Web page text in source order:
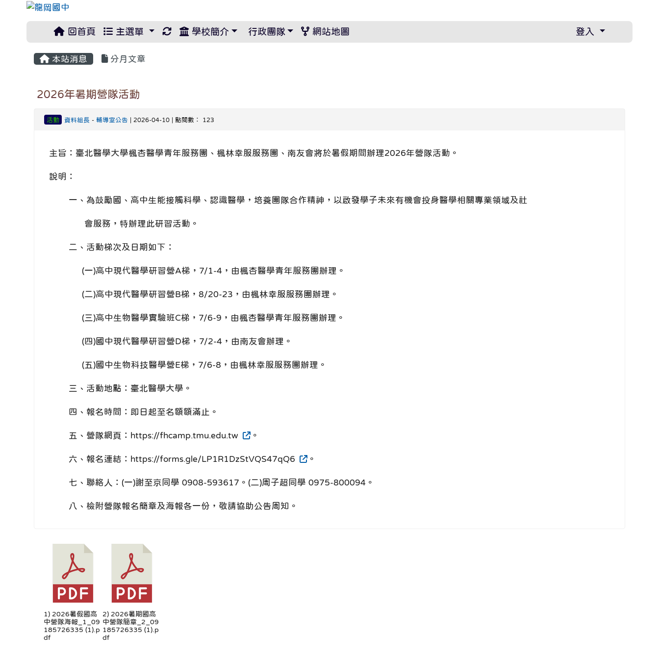
回首頁 主選單 重新取得佈景設定
學校簡介 行政團隊 網站地圖 登入
本站消息 分月文章
2026年暑期營隊活動
活動 資料組長 -輔導室公告 | 2026-04-10 | 點閱數： 123
主旨：臺北醫學大學楓杏醫學青年服務團、楓林幸服服務團、南友會將於暑假期間辦理2026年營隊活動。
說明：
一、為鼓勵國、高中生能接觸科學、認識醫學，培養團隊合作精神，以啟發學子未來有機會投身醫學相關專業領域及社
會服務，特辦理此研習活動。
二、活動梯次及日期如下：
(一)高中現代醫學研習營A梯，7/1-4，由楓杏醫學青年服務團辦理。
(二)高中現代醫學研習營B梯，8/20-23，由楓林幸服服務團辦理。
(三)高中生物醫學實驗班C梯，7/6-9，由楓杏醫學青年服務團辦理。
(四)國中現代醫學研習營D梯，7/2-4，由南友會辦理。
(五)國中生物科技醫學營E梯，7/6-8，由楓林幸服服務團辦理。
三、活動地點：臺北醫學大學。
四、報名時間：即日起至名額額滿止。
五、營隊網頁：https://fhcamp.tmu.edu.tw 。
六、報名連結：https://forms.gle/LP1R1DzStVQS47qQ6 。
七、聯絡人：(一)謝至京同學 0908-593617。(二)周子超同學 0975-800094。
八、檢附營隊報名簡章及海報各一份，敬請協助公告周知。
1) 2026暑假國高
中營隊海報_1_09
185726335 (1).p
df
2) 2026暑期國高
中營隊簡章_2_09
185726335 (1).p
df